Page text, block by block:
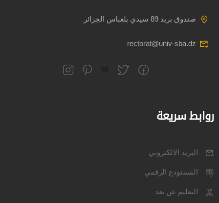
صندوق بريد 89 سيدي بلعباس الجزائر
rectorat@univ-sba.dz
روابط سريعة
البريد الالكتروني
المستودع الرقمي
التعليم عن بعد